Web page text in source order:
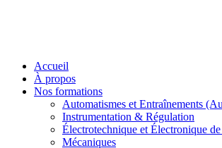
Accueil
À propos
Nos formations
Automatismes et Entraînements
Instrumentation & Régulation
Électrotechnique et Électronique de
Mécaniques